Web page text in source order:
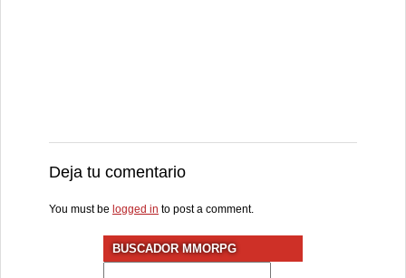
Deja tu comentario
You must be logged in to post a comment.
BUSCADOR MMORPG